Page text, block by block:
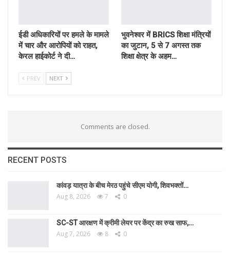
ईडी अधिकारियों पर हमले के मामले
में चार और आरोपियों को राहत,
केरल हाईकोर्ट ने दी…
भुवनेश्वर में BRICS शिक्षा मंत्रियों
का जुटान, 5 से 7 अगस्त तक
शिक्षा क्षेत्र के अहम…
PREV NEXT
Comments are closed.
RECENT POSTS
कांवड़ यात्रा के बीच मेरठ पहुंचे सीएम योगी, शिवभक्तों…
Aug 8, 2026 7 0
SC-ST आरक्षण में क्रीमी लेयर पर केंद्र का रुख साफ,…
Aug 7, 2026 8 0